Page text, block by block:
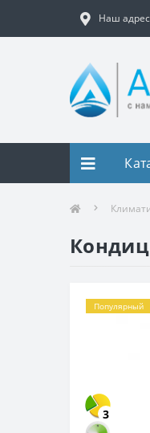
Наш адрес
Популярный
3